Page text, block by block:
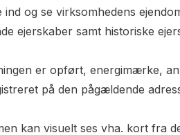
og se virksomhedens
ejerskaber samt historiske
er opført, energimærke,
på den pågældende
kan visuelt ses vha. kort fra